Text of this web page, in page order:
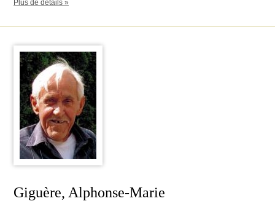
Plus de détails »
Giguère, Alphonse-Marie